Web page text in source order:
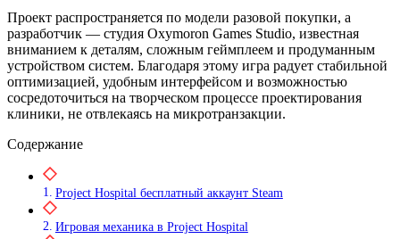
Проект распространяется по модели разовой покупки, а
разработчик — студия Oxymoron Games Studio, известная
вниманием к деталям, сложным геймплеем и продуманным
устройством систем. Благодаря этому игра радует стабильной
оптимизацией, удобным интерфейсом и возможностью
сосредоточиться на творческом процессе проектирования
клиники, не отвлекаясь на микротранзакции.
Содержание
Project Hospital бесплатный аккаунт Steam
Игровая механика в Project Hospital